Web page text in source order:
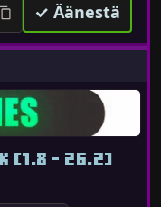
✓ Äänestä
[1.8 - 26.2]